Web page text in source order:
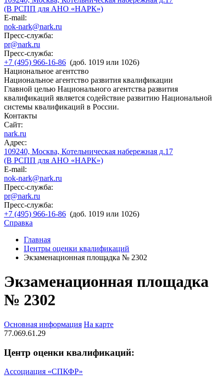
(В РСПП для АНО «НАРК»)
E-mail:
nok-nark@nark.ru
Пресс-служба:
pr@nark.ru
Пресс-служба:
+7 (495) 966-16-86 (доб. 1019 или 1026)
Национальное агентство
Национальное агентство развития квалификации
Главной целью Национального агентства развития
квалификаций является содействие развитию Национальной
системы квалификаций в России.
Контакты
Сайт:
nark.ru
Адрес:
109240, Москва, Котельническая набережная д.17
(В РСПП для АНО «НАРК»)
E-mail:
nok-nark@nark.ru
Пресс-служба:
pr@nark.ru
Пресс-служба:
+7 (495) 966-16-86 (доб. 1019 или 1026)
Справка
Главная
Центры оценки квалификаций
Экзаменационная площадка № 2302
Экзаменационная площадка
№ 2302
Основная информация На карте
77.069.61.29
Центр оценки квалификаций:
Ассоциация «СПКФР»